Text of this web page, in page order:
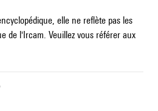
elle ne reflète pas les
de l'Ircam. Veuillez vous référer aux